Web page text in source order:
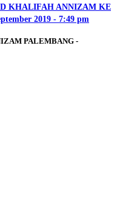
KHALIFAH ANNIZAM KE
2019 - 7:49 pm
PALEMBANG -